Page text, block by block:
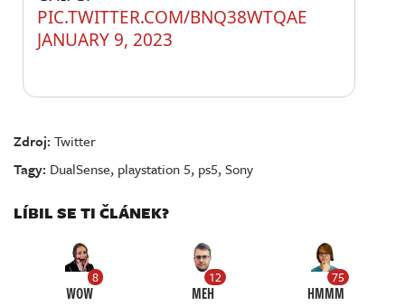
PIC.TWITTER.COM/BNQ38WTQAE
JANUARY 9, 2023
Zdroj:Twitter
Tagy: DualSense, playstation 5, ps5,Sony
LÍBIL SE TI ČLÁNEK?
8
WOW
12
MEH
75
HMMM